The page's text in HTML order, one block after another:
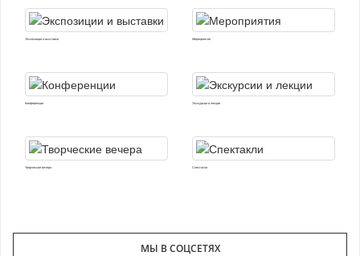
Экспозиции и выставки Мероприятия
Конференции Экскурсии и лекции
Творческие вечера Спектакли
МЫ В СОЦСЕТЯХ